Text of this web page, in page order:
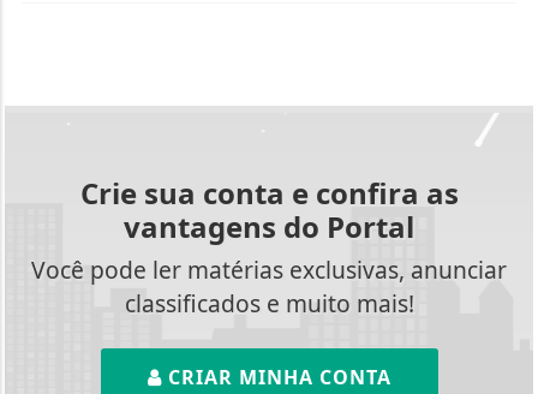
Crie sua conta e confira as
vantagens do Portal
Você pode ler matérias exclusivas, anunciar
classificados e muito mais!
CRIAR MINHA CONTA